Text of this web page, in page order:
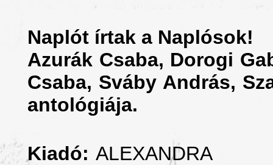
Naplót írtak a Naplósok!
Azurák Csaba, Dorogi
Csaba, Sváby András,
antológiája.
Kiadó: ALEXANDRA